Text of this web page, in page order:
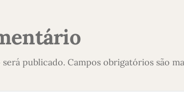
publicado. Campos obrigatórios são